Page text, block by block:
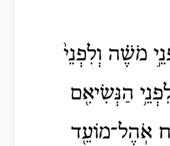
מֹשֶׁ֗ה וְלִפְנֵי֙
הַנְּשִׂיאִ֖ם
אֹֽהֶל־מוֹעֵ֖ד